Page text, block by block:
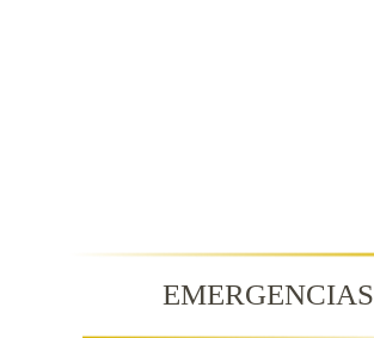
EMERGENCIAS